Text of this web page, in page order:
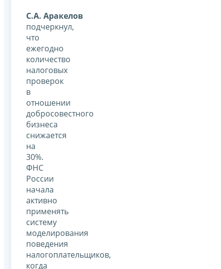
С.А. Аракелов
подчеркнул,
что
ежегодно
количество
налоговых
проверок
в
отношении
добросовестного
бизнеса
снижается
на
30%.
ФНС
России
начала
активно
применять
систему
моделирования
поведения
налогоплательщиков,
когда